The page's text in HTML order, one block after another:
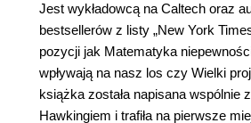
Jest wykładowcą na Caltech oraz
bestsellerów z listy „New York
pozycji jak Matematyka
wpływają na nasz los czy Wielki
książka została napisana wspólnie
Hawkingiem i trafiła na pierwsze